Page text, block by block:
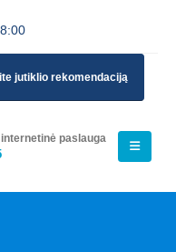
jutiklio rekomendaciją
paslauga